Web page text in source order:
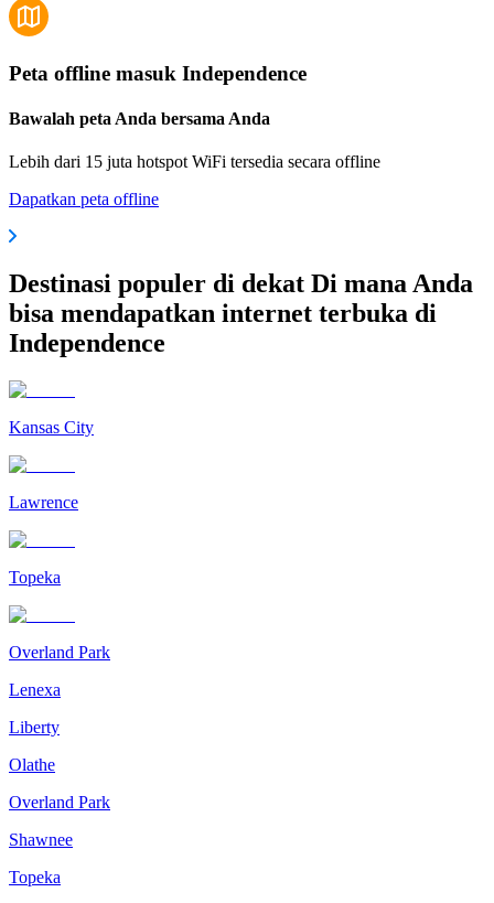
Peta offline masuk Independence
Bawalah peta Anda bersama Anda
Lebih dari 15 juta hotspot WiFi tersedia secara offline
Dapatkan peta offline
Destinasi populer di dekat Di mana Anda
bisa mendapatkan internet terbuka di
Independence
Kansas City
Lawrence
Topeka
Overland Park
Lenexa
Liberty
Olathe
Overland Park
Shawnee
Topeka